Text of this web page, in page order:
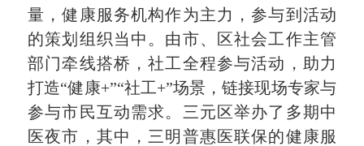
量，健康服务机构作为主力，参与到活动
的策划组织当中。由市、区社会工作主管
部门牵线搭桥，社工全程参与活动，助力
打造“健康+”“社工+”场景，链接现场专家与
参与市民互动需求。三元区举办了多期中
医夜市，其中，三明普惠医联保的健康服